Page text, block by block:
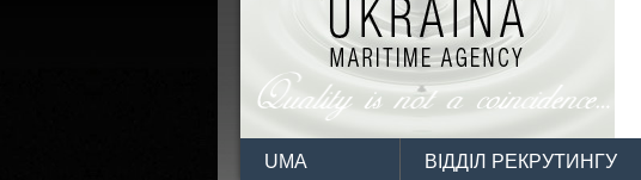
UMA ВІДДІЛ РЕКРУТИНГУ